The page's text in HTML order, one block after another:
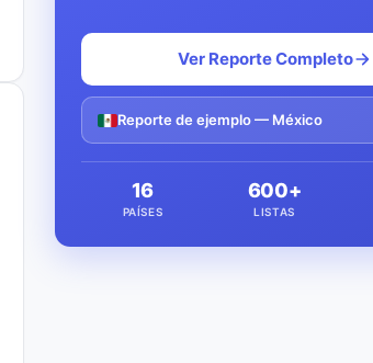
Ver Reporte Completo
Reporte de ejemplo — México
16
PAÍSES
600+
LISTAS